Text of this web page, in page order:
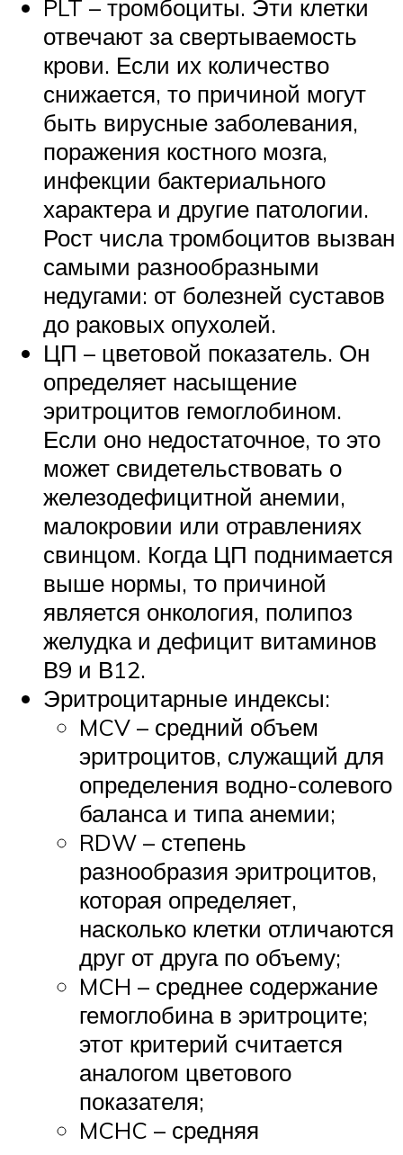
PLT – тромбоциты. Эти клетки
отвечают за свертываемость
крови. Если их количество
снижается, то причиной могут
быть вирусные заболевания,
поражения костного мозга,
инфекции бактериального
характера и другие патологии.
Рост числа тромбоцитов вызван
самыми разнообразными
недугами: от болезней суставов
до раковых опухолей.
ЦП – цветовой показатель. Он
определяет насыщение
эритроцитов гемоглобином.
Если оно недостаточное, то это
может свидетельствовать о
железодефицитной анемии,
малокровии или отравлениях
свинцом. Когда ЦП поднимается
выше нормы, то причиной
является онкология, полипоз
желудка и дефицит витаминов
В9 и В12.
Эритроцитарные индексы:
MCV – средний объем
эритроцитов, служащий для
определения водно-солевого
баланса и типа анемии;
RDW – степень
разнообразия эритроцитов,
которая определяет,
насколько клетки отличаются
друг от друга по объему;
MCH – среднее содержание
гемоглобина в эритроците;
этот критерий считается
аналогом цветового
показателя;
MCHC – средняя